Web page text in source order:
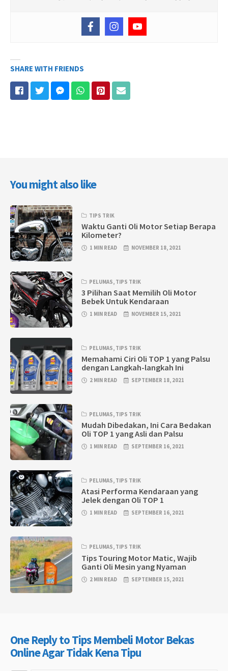
SHARE WITH FRIENDS
You might also like
TIPS TRIK
Waktu Ganti Oli Motor Setiap Berapa
Kilometer?
1 MIN READ NOVEMBER 18, 2021
PELUMAS, TIPS TRIK
3 Pilihan Saat Memilih Oli Motor
Bebek Untuk Kendaraan
1 MIN READ NOVEMBER 15, 2021
PELUMAS, TIPS TRIK
Memahami Ciri Oli TOP 1 yang Palsu
dengan Langkah-langkah Ini
2 MIN READ SEPTEMBER 18, 2021
PELUMAS, TIPS TRIK
Mudah Dibedakan, Ini Cara Bedakan
Oli TOP 1 yang Asli dan Palsu
1 MIN READ SEPTEMBER 16, 2021
PELUMAS, TIPS TRIK
Atasi Performa Kendaraan yang
Jelek dengan Oli TOP 1
1 MIN READ SEPTEMBER 16, 2021
PELUMAS, TIPS TRIK
Tips Touring Motor Matic, Wajib
Ganti Oli Mesin yang Nyaman
2 MIN READ SEPTEMBER 15, 2021
One Reply to Tips Membeli Motor Bekas
Online Agar Tidak Kena Tipu